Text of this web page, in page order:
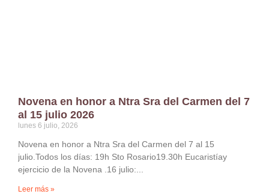
Novena en honor a Ntra Sra del Carmen del 7
al 15 julio 2026
lunes 6 julio, 2026
Novena en honor a Ntra Sra del Carmen del 7 al 15
julio.Todos los días: 19h Sto Rosario19.30h Eucaristíay
ejercicio de la Novena .16 julio:
Leer más »